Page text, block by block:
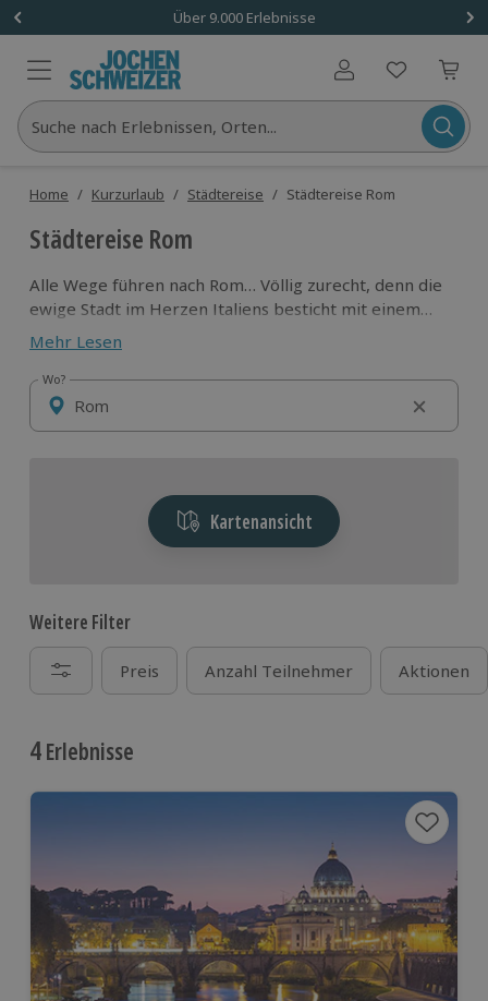
Über 9.000 Erlebnisse
Benutzerkonto
Suche nach Erlebnissen, Orten...
Home / Kurzurlaub / Städtereise / Städtereise Rom
Städtereise Rom
Alle Wege führen nach Rom… Völlig zurecht, denn die
ewige Stadt im Herzen Italiens besticht mit einem
einmaligen Flair. Antike Ruinen treffen hier auf einen
modernen und vitalen Lebensstil. Ob du auf den
Spuren der alten Römer wandelst oder lieber Pizza,
Pasta und Amore genießt, ist dabei dir überlassen.
Mehr Lesen
Wo?
Wo?
Kartenansicht
Weitere Filter
Preis Anzahl Teilnehmer Aktionen
4Erlebnisse